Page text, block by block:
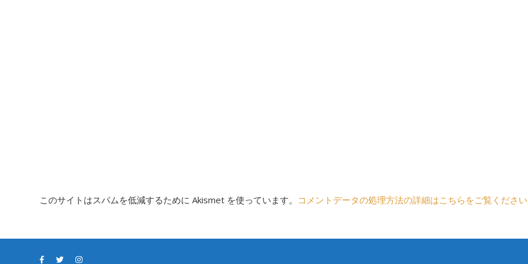
このサイトはスパムを低減するために Akismet を使っています。 コメントデータの処理方法の詳細はこちらをご覧ください